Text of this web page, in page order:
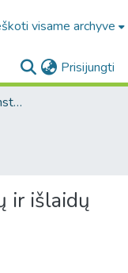
visame archyve
Prisijungti
5.3. Institucijų rinkiniai / Institutional collections
ir išlaidų